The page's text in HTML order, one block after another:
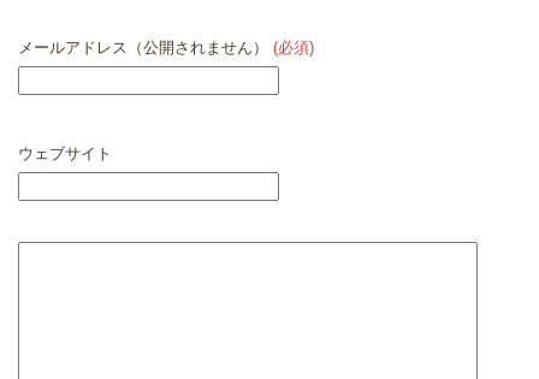
メールアドレス（公開されません） (必須)
ウェブサイト